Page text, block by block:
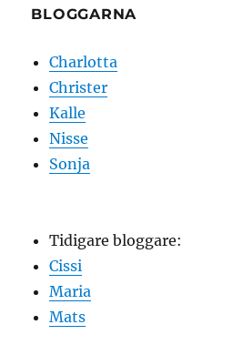
BLOGGARNA
Charlotta
Christer
Kalle
Nisse
Sonja
Tidigare bloggare:
Cissi
Maria
Mats